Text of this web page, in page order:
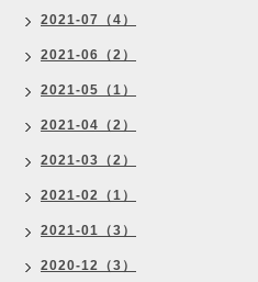
2021-07（4）
2021-06（2）
2021-05（1）
2021-04（2）
2021-03（2）
2021-02（1）
2021-01（3）
2020-12（3）